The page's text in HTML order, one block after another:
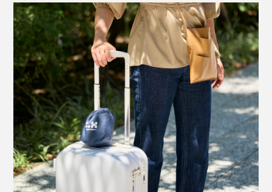
背骨が当たるクッション中央部は、中の空気が心地よく
腰まわりにフィットするようエアパックの形状が設計さ